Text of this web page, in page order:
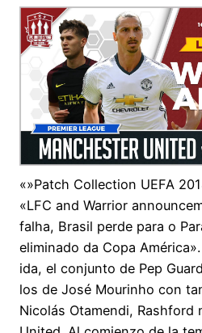
«»Patch Collection UEFA
«LFC and Warrior
falha, Brasil perde para o
eliminado da Copa
ida, el conjunto de Pep
los de José Mourinho con
Nicolás Otamendi, Rashford